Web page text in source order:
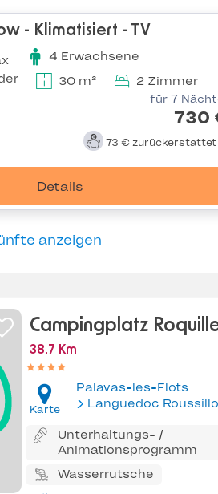
- Klimatisiert - TV
4 Erwachsene
30 m² 2 Zimmer
für 7
730
73 € zurückerstattet
Details
anzeigen
Campingplatz
38.7 Km
Karte
Palavas-les-Flots
Languedoc
Unterhaltungs- /
Animationsprogramm
Wasserrutsche